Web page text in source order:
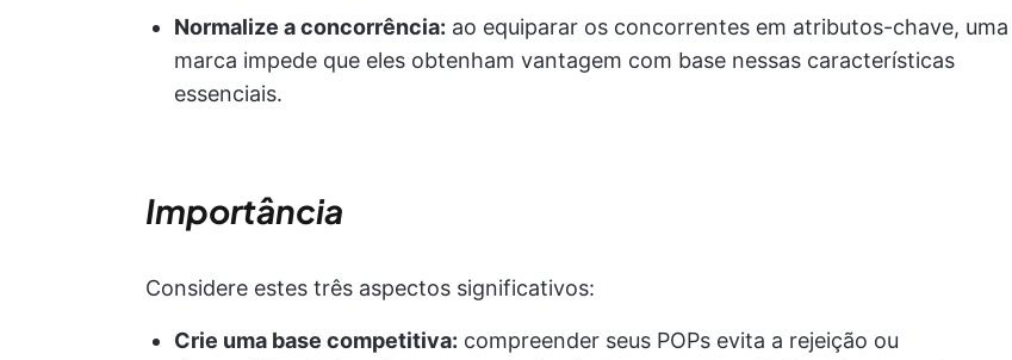
Normalize a concorrência: ao equiparar os concorrentes em atributos-chave, uma
marca impede que eles obtenham vantagem com base nessas características
essenciais.
Importância
Considere estes três aspectos significativos:
Crie uma base competitiva: compreender seus POPs evita a rejeição ou